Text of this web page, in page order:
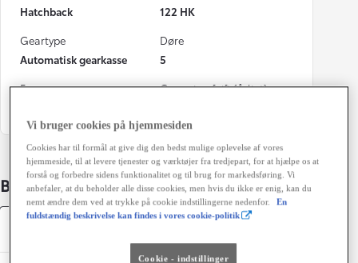
Hatchback
122 HK
Geartype
Automatisk gearkasse
Døre
5
Farve
Grøn ejerafgift (årligt)
Bildetaljer
Vi bruger cookies på hjemmesiden
Cookies har til formål at give dig den bedst mulige oplevelse af vores
hjemmeside, til at levere tjenester og værktøjer fra tredjepart, for at hjælpe os at
forstå og forbedre sidens funktionalitet og til brug for markedsføring. Vi
anbefaler, at du beholder alle disse cookies, men hvis du ikke er enig, kan du
nemt ændre dem ved at trykke på cookie indstillingerne nedenfor.
En
fuldstændig beskrivelse kan findes i vores cookie-politik
Cookie - indstillinger